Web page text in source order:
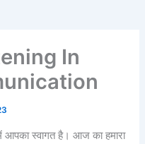
In
स्वागत है। आज का हमारा